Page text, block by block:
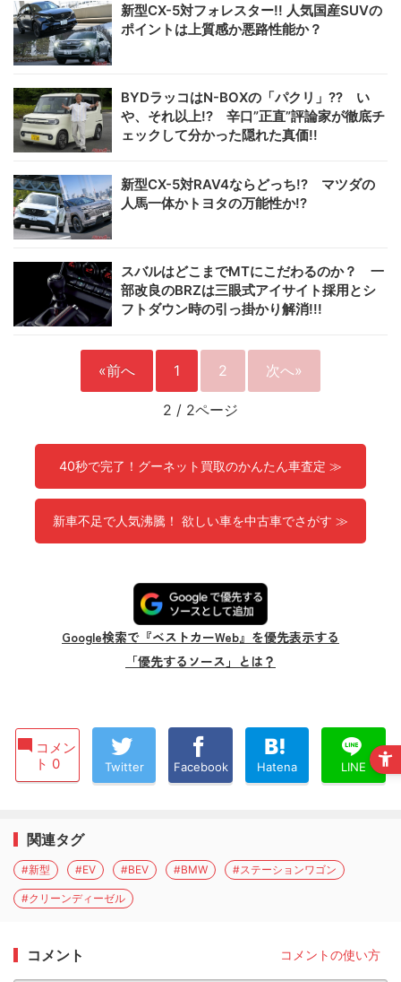
新型CX-5対フォレスター!! 人気国産SUVの
ポイントは上質感か悪路性能か？
BYDラッコはN-BOXの「パクリ」?? い
や、それ以上!? 辛口”正直”評論家が徹底チ
ェックして分かった隠れた真価!!
新型CX-5対RAV4ならどっち!? マツダの
人馬一体かトヨタの万能性か!?
スバルはどこまでMTにこだわるのか？ 一
部改良のBRZは三眼式アイサイト採用とシ
フトダウン時の引っ掛かり解消!!!
«前へ 1 2 次へ»
2 / 2ページ
40秒で完了！グーネット買取のかんたん車査定 ≫
新車不足で人気沸騰！ 欲しい車を中古車でさがす ≫
Google検索で『ベストカーWeb』を優先表示する
「優先するソース」とは？
コメン
ト 0
Twitter Facebook Hatena LINE
関連タグ
#新型 #EV #BEV #BMW #ステーションワゴン
#クリーンディーゼル
コメント コメントの使い方